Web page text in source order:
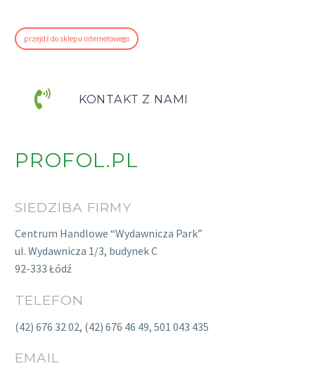
przejdź do sklepu internetowego
KONTAKT Z NAMI
PROFOL.PL
SIEDZIBA FIRMY
Centrum Handlowe “Wydawnicza Park”
ul. Wydawnicza 1/3, budynek C
92-333 Łódź
TELEFON
(42) 676 32 02, (42) 676 46 49, 501 043 435
EMAIL